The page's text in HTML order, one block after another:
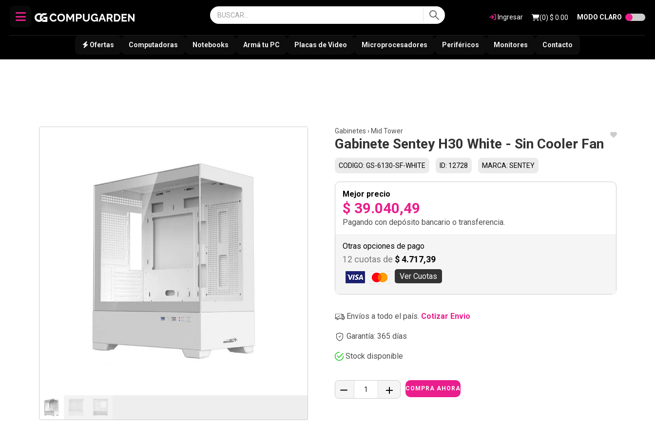
Ingresar (0) $ 0.00 MODO CLARO
Ofertas Computadoras Notebooks Armá tu PC Placas de Video Microprocesadores Periféricos Monitores Contacto
Gabinetes › Mid Tower
Gabinete Sentey H30 White - Sin Cooler Fan
CODIGO: GS-6130-SF-WHITE ID: 12728 MARCA: SENTEY
Mejor precio
$ 39.040,49
Pagando con depósito bancario o transferencia.
Otras opciones de pago
12 cuotas de $ 4.717,39
Ver Cuotas
Envíos a todo el país. Cotizar Envio
Garantía: 365 días
Stock disponible